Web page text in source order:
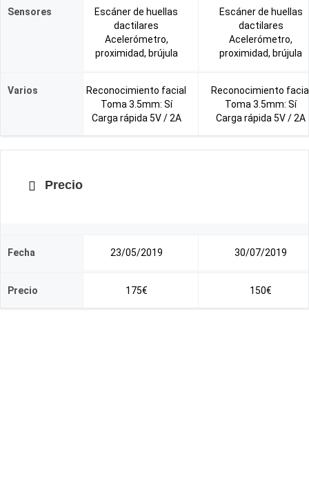
Sensores
Escáner de huellas
dactilares
Acelerómetro,
proximidad, brújula
Escáner de huellas
dactilares
Acelerómetro,
proximidad, brújula
Varios
Reconocimiento facial
Toma 3.5mm: Sí
Carga rápida 5V / 2A
Reconocimiento
Toma 3.5mm: Sí
Carga rápida 5V / 2A
Precio
Fecha 23/05/2019 30/07/2019
Precio 175€ 150€